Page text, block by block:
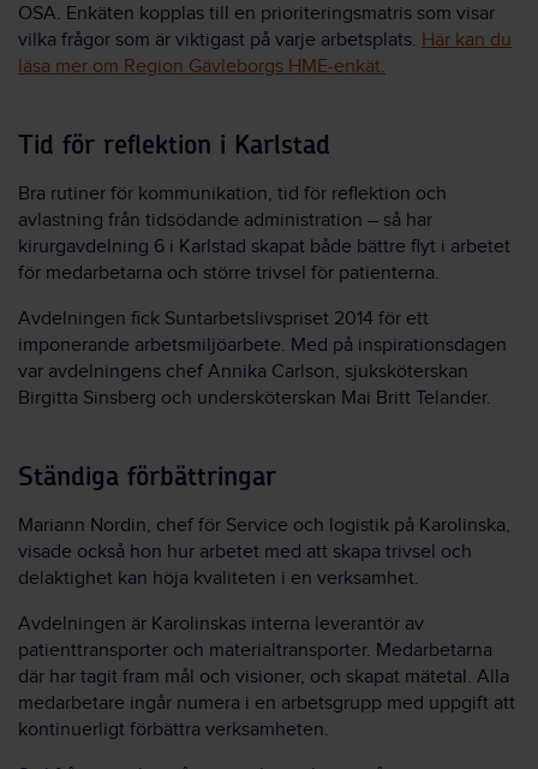
OSA. Enkäten kopplas till en prioriteringsmatris som visar
vilka frågor som är viktigast på varje arbetsplats. Här kan du
läsa mer om Region Gävleborgs HME-enkät.
Tid för reflektion i Karlstad
Bra rutiner för kommunikation, tid för reflektion och
avlastning från tidsödande administration – så har
kirurgavdelning 6 i Karlstad skapat både bättre flyt i arbetet
för medarbetarna och större trivsel för patienterna.
Avdelningen fick Suntarbetslivspriset 2014 för ett
imponerande arbetsmiljöarbete. Med på inspirationsdagen
var avdelningens chef Annika Carlson, sjuksköterskan
Birgitta Sinsberg och undersköterskan Mai Britt Telander.
Ständiga förbättringar
Mariann Nordin, chef för Service och logistik på Karolinska,
visade också hon hur arbetet med att skapa trivsel och
delaktighet kan höja kvaliteten i en verksamhet.
Avdelningen är Karolinskas interna leverantör av
patienttransporter och materialtransporter. Medarbetarna
där har tagit fram mål och visioner, och skapat mätetal. Alla
medarbetare ingår numera i en arbetsgrupp med uppgift att
kontinuerligt förbättra verksamheten.